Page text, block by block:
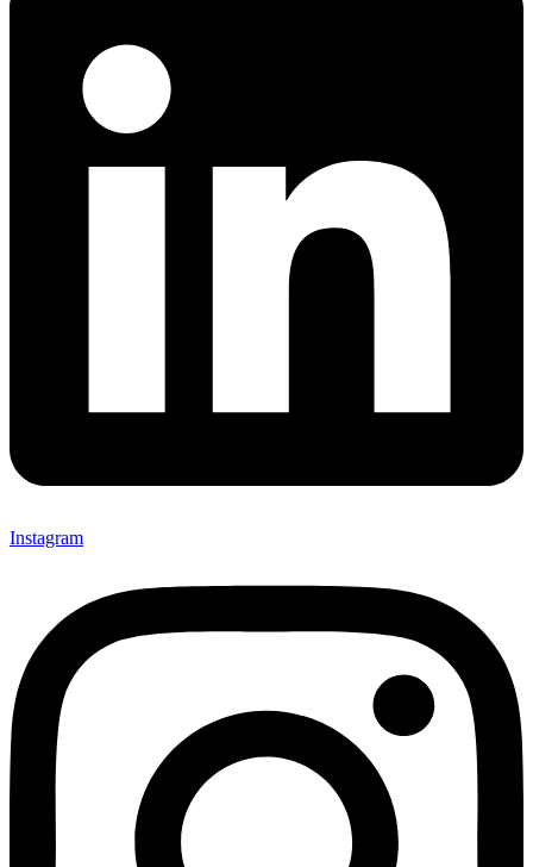
Instagram